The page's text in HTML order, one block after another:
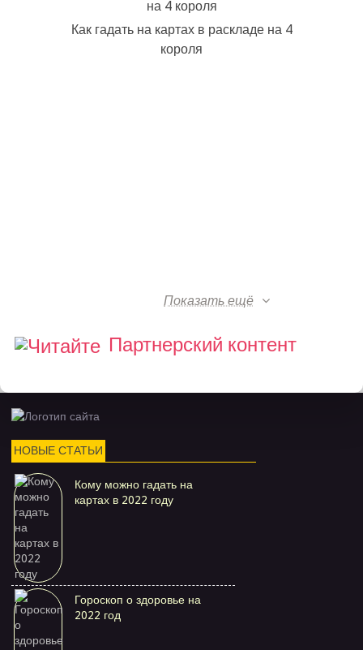
Как гадать на картах в раскладе на 4
короля
Показать ещё
Партнерский контент
НОВЫЕ СТАТЬИ
Кому можно гадать на
картах в 2022 году
Гороскоп о здоровье на
2022 год